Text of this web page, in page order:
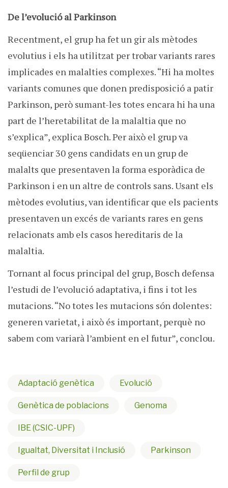
De l’evolució al Parkinson
Recentment, el grup ha fet un gir als mètodes
evolutius i els ha utilitzat per trobar variants rares
implicades en malalties complexes. “Hi ha moltes
variants comunes que donen predisposició a patir
Parkinson, però sumant-les totes encara hi ha una
part de l’heretabilitat de la malaltia que no
s’explica”, explica Bosch. Per això el grup va
seqüenciar 30 gens candidats en un grup de
malalts que presentaven la forma esporàdica de
Parkinson i en un altre de controls sans. Usant els
mètodes evolutius, van identificar que els pacients
presentaven un excés de variants rares en gens
relacionats amb els casos hereditaris de la
malaltia.
Tornant al focus principal del grup, Bosch defensa
l’estudi de l’evolució adaptativa, i fins i tot les
mutacions. “No totes les mutacions són dolentes:
generen varietat, i això és important, perquè no
sabem com variarà l’ambient en el futur”, conclou.
Adaptació genètica Evolució
Genètica de poblacions Genoma
IBE (CSIC-UPF)
Igualtat, Diversitat i Inclusió Parkinson
Perfil de grup